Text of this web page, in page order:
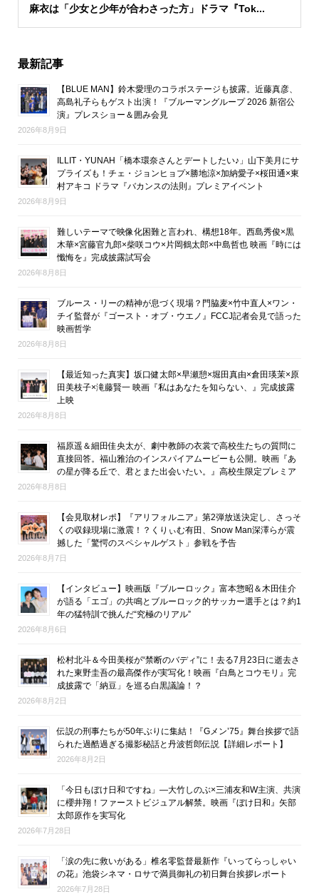
麻衣は「少女と少年が合わさった方」ドラマ『Tok...
最新記事
【BLUE MAN】鈴木愛理のコラボステージも披露。近藤真彦、
高島礼子らもゲスト出演！『ブルーマングループ 2026 新宿公
演』プレスショー＆囲み会見
2026年8月9日
ILLIT・YUNAH「橋本環奈さんとデートしたい♪」山下美月にサ
プライズも！チェ・ジョンヒョプ×勝地涼×加納愛子×桜田通×東
村アキコ ドラマ『バカンスの法則』プレミアイベント
2026年8月9日
難しいテーマで映像化困難と言われ、構想18年。西島秀俊×黒
木華×宮藤官九郎×柴咲コウ×片岡鶴太郎×中島哲也 映画『時には
懺悔を』完成披露試写会
2026年8月8日
ブルース・リーの精神が息づく現場？門脇麦×竹中直人×ワン・
チイ監督が『ゴースト・オブ・ウエノ』FCCJ記者会見で語った
映画哲学
2026年8月8日
【最近知った真実】坂口健太郎×早瀬憩×堀田真由×倉田瑛茉×原
田美枝子×滝藤賢一 映画『私はあなたを知らない、』完成披露
上映
2026年8月8日
福原遥＆細田佳央太が、劇中教師の衣裳で高校生たちの質問に
直接回答。福山雅治のインスパイアムービーも公開。映画『あ
の星が降る丘で、君とまた出会いたい。』高校生限定プレミア
2026年8月8日
【会見取材レポ】『アリフォルニア』第2弾放送決定し、さっそ
くの収録現場に激震！？くりぃむ有田、Snow Man深澤らが震
撼した「驚愕のスペシャルゲスト」参戦を予告
2026年8月7日
【インタビュー】映画版『ブルーロック』富本惣昭＆木田佳介
が語る「エゴ」の共鳴とブルーロック的サッカー選手とは？約1
年の猛特訓で挑んだ“究極のリアル”
2026年8月6日
松村北斗＆今田美桜が“禁断のバディ”に！去る7月23日に逝去さ
れた東野圭吾の最高傑作が実写化！映画『白鳥とコウモリ』完
成披露で「納豆」を巡る白黒議論！？
2026年8月2日
伝説の刑事たちが50年ぶりに集結！『Gメン’75』舞台挨拶で語
られた過酷過ぎる撮影秘話と丹波哲郎伝説【詳細レポート】
2026年8月2日
「今日もぼけ日和ですね」―大竹しのぶ×三浦友和W主演、共演
に櫻井翔！ファーストビジュアル解禁。映画『ぼけ日和』矢部
太郎原作を実写化
2026年7月28日
「涙の先に救いがある」椎名零監督最新作『いってらっしゃい
の花』池袋シネマ・ロサで満員御礼の初日舞台挨拶レポート
2026年7月28日